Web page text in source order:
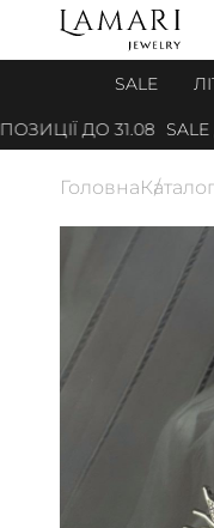
SALE
ДО 31.08 SALE
ГоловнаКаталог